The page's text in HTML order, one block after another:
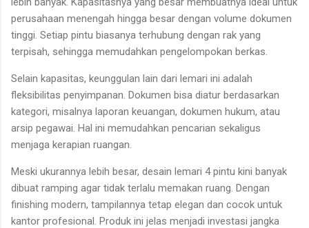
perusahaan menengah hingga besar dengan volume dokumen
tinggi. Setiap pintu biasanya terhubung dengan rak yang
terpisah, sehingga memudahkan pengelompokan berkas.
Selain kapasitas, keunggulan lain dari lemari ini adalah
fleksibilitas penyimpanan. Dokumen bisa diatur berdasarkan
kategori, misalnya laporan keuangan, dokumen hukum, atau
arsip pegawai. Hal ini memudahkan pencarian sekaligus
menjaga kerapian ruangan.
Meski ukurannya lebih besar, desain lemari 4 pintu kini banyak
dibuat ramping agar tidak terlalu memakan ruang. Dengan
finishing modern, tampilannya tetap elegan dan cocok untuk
kantor profesional. Produk ini jelas menjadi investasi jangka